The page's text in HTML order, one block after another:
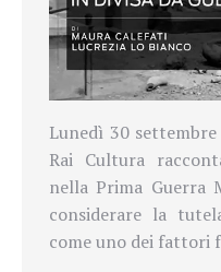
Lunedì 30
Rai Cultura
nella Prima Guerra
considerare la
come uno dei fattori